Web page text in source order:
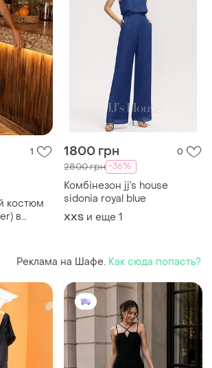
1
костюм
в
1800 грн 0
2800 грн -36%
Комбінезон jj’s house
sidonia royal blue
XХS и еще 1
Реклама на Шафе. Как сюда попасть?